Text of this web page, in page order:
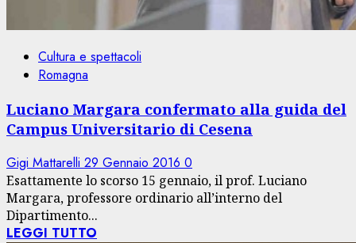
Cultura e spettacoli
Romagna
Luciano Margara confermato alla guida del
Campus Universitario di Cesena
Gigi Mattarelli 29 Gennaio 2016 0
Esattamente lo scorso 15 gennaio, il prof. Luciano
Margara, professore ordinario all’interno del
Dipartimento...
LEGGI TUTTO